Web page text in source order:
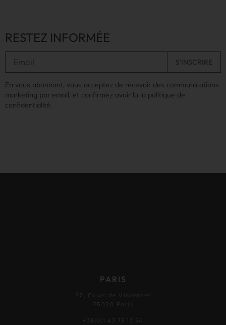
RESTEZ INFORMÉE
En vous abonnant, vous acceptez de recevoir des communications
marketing par email, et confirmez avoir lu la politique de
confidentialité.
PARIS
37, Cours de Vincennes
75020 Paris
+33(0)1 43 73 13 54